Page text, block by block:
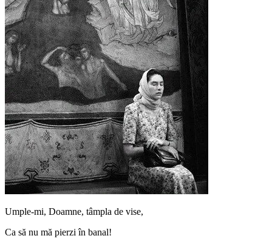
Umple-mi, Doamne, tâmpla de vise,
Ca să nu mă pierzi în banal!